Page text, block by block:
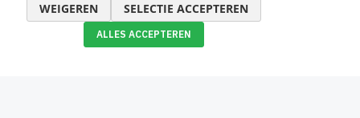
WEIGEREN SELECTIE ACCEPTEREN
ALLES ACCEPTEREN